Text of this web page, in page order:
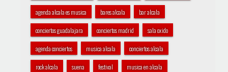
agenda alcala es musica bares alcala bar alcala
conciertos guadalajara conciertos madrid sala oxido
agenda conciertos musica alcala conciertos alcala
rock alcala suena festival musica en alcala